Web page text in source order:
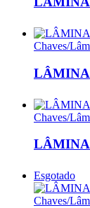
Chaves/
LÂMINA
Chaves/
Esgotado
Chaves/